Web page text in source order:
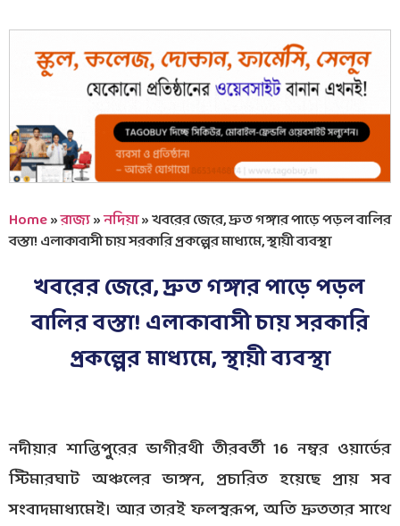
Home»রাজ্য»নদিয়া»খবরের জেরে, দ্রুত গঙ্গার পাড়ে পড়ল বালির
বস্তা! এলাকাবাসী চায় সরকারি প্রকল্পের মাধ্যমে, স্থায়ী ব্যবস্থা
খবরের জেরে, দ্রুত গঙ্গার পাড়ে পড়ল
বালির বস্তা! এলাকাবাসী চায় সরকারি
প্রকল্পের মাধ্যমে, স্থায়ী ব্যবস্থা
নদীয়ার শান্তিপুরের ভাগীরথী তীরবর্তী 16 নম্বর ওয়ার্ডের
স্টিমারঘাট অঞ্চলের ভাঙ্গন, প্রচারিত হয়েছে প্রায় সব
সংবাদমাধ্যমেই। আর তারই ফলস্বরূপ, অতি দ্রুততার সাথে